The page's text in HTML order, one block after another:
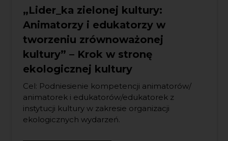
„Lider_ka zielonej kultury:
Animatorzy i edukatorzy w
tworzeniu zrównoważonej
kultury” – Krok w stronę
ekologicznej kultury
Cel: Podniesienie kompetencji animatorów/
animatorek i edukatorów/edukatorek z
instytucji kultury w zakresie organizacji
ekologicznych wydarzeń.